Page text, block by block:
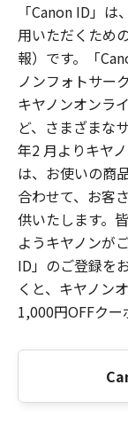
「Canon ID」
用いただくため
報）です。「
ノンフォトサー
キヤノンオンラ
ど、さまざまな
年2 月よりキヤ
は、お使いの商
合わせて、お客
供いたします。
ようキヤノンが
ID」のご登録を
くと、キヤノン
1,000円OFFクー